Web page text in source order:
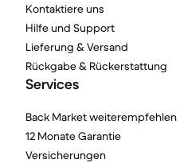
Kontaktiere uns
Hilfe und Support
Lieferung & Versand
Rückgabe & Rückerstattung
Services
Back Market weiterempfehlen
12 Monate Garantie
Versicherungen